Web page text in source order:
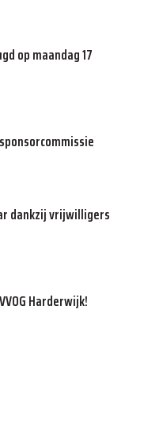
op maandag 17
dankzij vrijwilligers
Harderwijk!